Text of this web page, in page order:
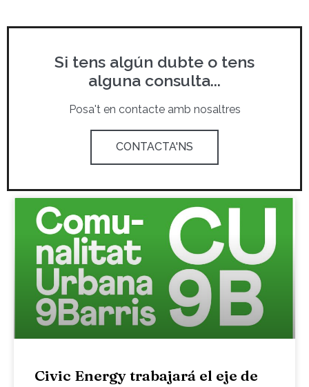
Si tens algún dubte o tens
alguna consulta...
Posa't en contacte amb nosaltres
CONTACTA'NS
Civic Energy trabajará el eje de